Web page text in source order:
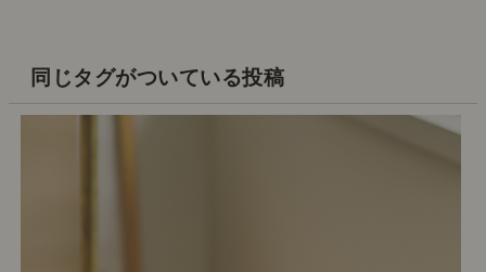
同じタグがついている投稿